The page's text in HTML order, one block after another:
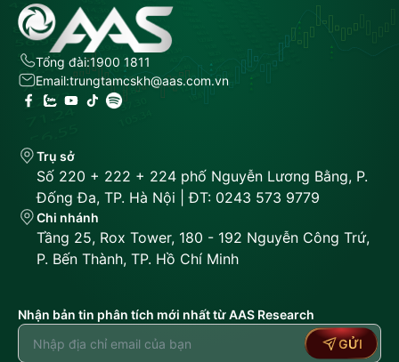
Tổng đài:1900 1811
Email:trungtamcskh@aas.com.vn
Trụ sở
Số 220 + 222 + 224 phố Nguyễn Lương Bằng, P.
Đống Đa, TP. Hà Nội | ĐT: 0243 573 9779
Chi nhánh
Tầng 25, Rox Tower, 180 - 192 Nguyễn Công Trứ,
P. Bến Thành, TP. Hồ Chí Minh
Nhận bản tin phân tích mới nhất từ AAS Research
GỬI